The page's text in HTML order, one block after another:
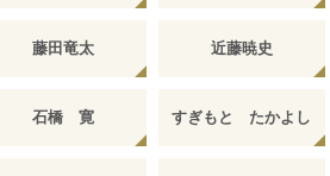
藤田竜太 近藤暁史
石橋 寛 すぎもと たかよし